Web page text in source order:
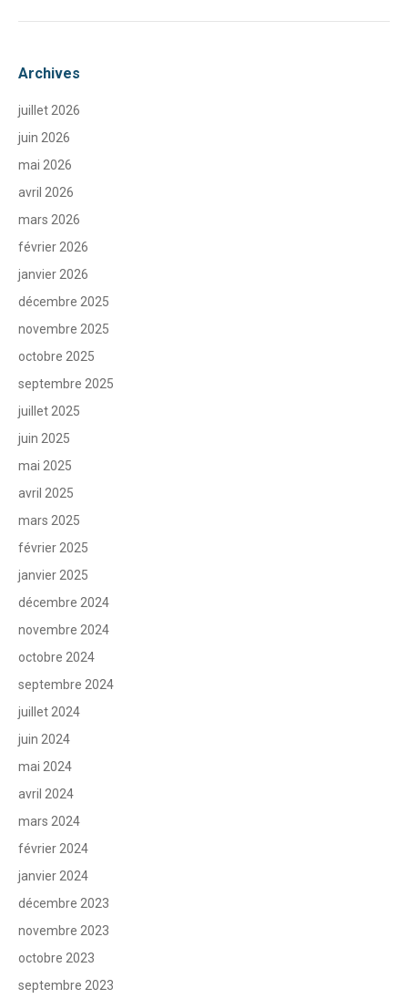
Archives
juillet 2026
juin 2026
mai 2026
avril 2026
mars 2026
février 2026
janvier 2026
décembre 2025
novembre 2025
octobre 2025
septembre 2025
juillet 2025
juin 2025
mai 2025
avril 2025
mars 2025
février 2025
janvier 2025
décembre 2024
novembre 2024
octobre 2024
septembre 2024
juillet 2024
juin 2024
mai 2024
avril 2024
mars 2024
février 2024
janvier 2024
décembre 2023
novembre 2023
octobre 2023
septembre 2023